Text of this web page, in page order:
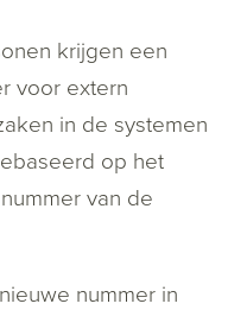
krijgen een
voor extern
in de systemen
op het
van de
nummer in